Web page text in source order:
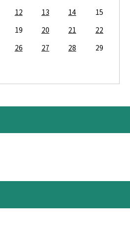
12 13 14
15
19 20 21
22
26 27 28
29